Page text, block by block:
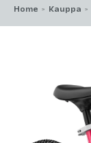
Home > Kauppa >